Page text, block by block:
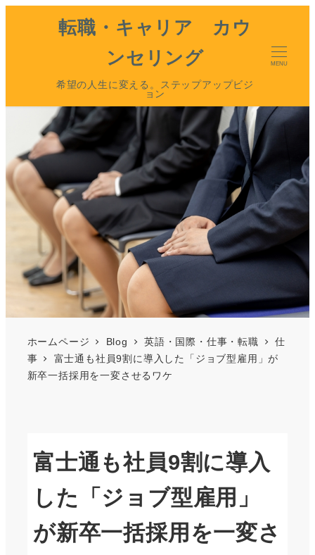
転職・キャリア カウ
ンセリング
希望の人生に変える。ステップアップビジ
ョン
MENU
ホームページ Blog 英語・国際・仕事・転職
仕
事
富士通も社員9割に導入した「ジョブ型雇用」が
新卒一括採用を一変させるワケ
富士通も社員9割に導入
した「ジョブ型雇用」
が新卒一括採用を一変さ